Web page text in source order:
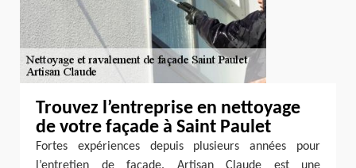
Trouvez l’entreprise en nettoyage
de votre façade à Saint Paulet
Fortes expériences depuis plusieurs années pour